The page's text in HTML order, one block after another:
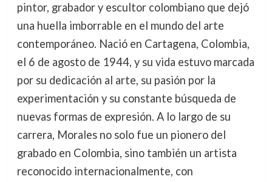
pintor, grabador y escultor colombiano que dejó
una huella imborrable en el mundo del arte
contemporáneo. Nació en Cartagena, Colombia,
el 6 de agosto de 1944, y su vida estuvo marcada
por su dedicación al arte, su pasión por la
experimentación y su constante búsqueda de
nuevas formas de expresión. A lo largo de su
carrera, Morales no solo fue un pionero del
grabado en Colombia, sino también un artista
reconocido internacionalmente, con